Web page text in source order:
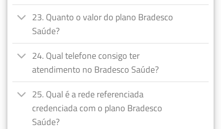
23. Quanto o valor do plano Bradesco
Saúde?
24. Qual telefone consigo ter
atendimento no Bradesco Saúde?
25. Qual é a rede referenciada
credenciada com o plano Bradesco
Saúde?